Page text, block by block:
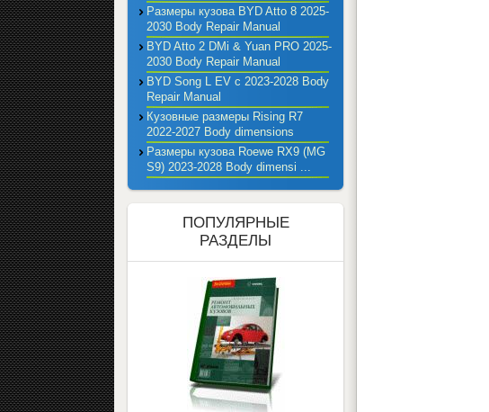
Размеры кузова BYD Atto 8 2025-
2030 Body Repair Manual
BYD Atto 2 DMi & Yuan PRO 2025-
2030 Body Repair Manual
BYD Song L EV с 2023-2028 Body
Repair Manual
Кузовные размеры Rising R7
2022-2027 Body dimensions
Размеры кузова Roewe RX9 (MG
S9) 2023-2028 Body dimensi ...
ПОПУЛЯРНЫЕ
РАЗДЕЛЫ